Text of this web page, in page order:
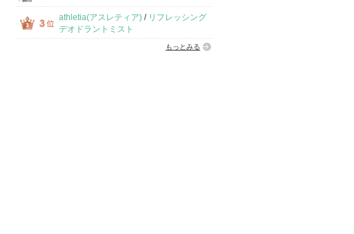
athletia(アスレティア) / リフレッシング
デオドラントミスト
もっとみる